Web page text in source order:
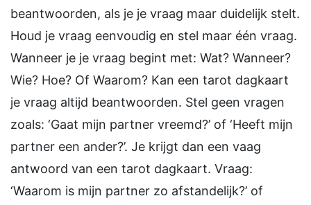
beantwoorden, als je je vraag maar duidelijk stelt.
Houd je vraag eenvoudig en stel maar één vraag.
Wanneer je je vraag begint met: Wat? Wanneer?
Wie? Hoe? Of Waarom? Kan een tarot dagkaart
je vraag altijd beantwoorden. Stel geen vragen
zoals: ‘Gaat mijn partner vreemd?’ of ‘Heeft mijn
partner een ander?’. Je krijgt dan een vaag
antwoord van een tarot dagkaart. Vraag:
‘Waarom is mijn partner zo afstandelijk?’ of